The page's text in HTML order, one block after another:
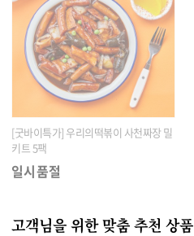
[굿바이특가] 우리의떡볶이 사천짜장 밀
키트 5팩
일시품절
고객님을 위한 맞춤 추천 상품